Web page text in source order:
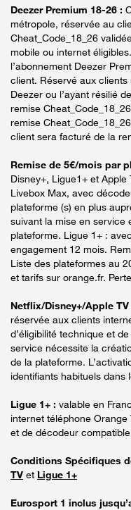
Deezer Premium 18-26 :
métropole, réservée au
Cheat_Code_18_26
mobile ou internet
l’abonnement Deezer
client. Réservé aux clients
Deezer ou l’ayant résilié
remise
remise
client sera facturé de la
Remise de 5€/mois par
Disney+, Ligue1+ et
Livebox Max, avec
plateforme (s) en plus
suivant la mise en service
plateforme. Ligue 1+ :
engagement 12 mois.
Liste des plateformes au
et tarifs sur orange.fr.
Netflix/Disney+/Apple TV
réservée aux clients
d’éligibilité technique et
service nécessite la
de la plateforme.
identifiants habituels dans
Ligue 1+ : valable en
internet téléphone Orange
et de décodeur
Conditions Spécifiques
TV et Ligue 1+
Eurosport 1 inclus